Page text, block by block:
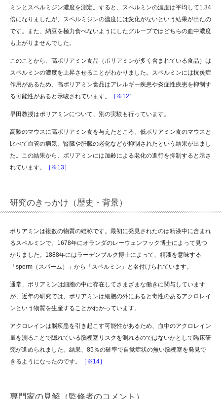
ミンとスペルミジン濃度を測定。すると、スペルミンの濃度は平均して1.34
倍になりましたが、スペルミジンの濃度には変化がないという結果が出たの
です。また、納豆を極力食べないようにしたグループではどちらの血中濃度
も上がりませんでした。
このことから、高ポリアミン食品（ポリアミンが多く含まれている食品）は
スペルミンの濃度を上昇させることがわかりました。スペルミンには抗炎症
作用があるため、高ポリアミン食品はアレルギー疾患や炎症性疾患を抑制す
る可能性があると示唆されています。
［※12］
早田教授はポリアミンについて、別の実験も行っています。
高齢のマウスに高ポリアミン食を与えたところ、低ポリアミン食のマウスと
比べて血管の病気、腎臓や肝臓の老化などが抑制されたという結果が出まし
た。この結果から、ポリアミンには加齢による老化の進行を抑制すると示さ
れています。
［※13］
研究のきっかけ（歴史・背景）
ポリアミンは複数の物質の総称です。最初に発見されたのは精液中に含まれ
るスペルミンで、1678年にオランダのレーウェンフック博士によって見つ
かりました。1888年にはラーデンブルク博士によって、精液を意味する
「sperm（スパーム）」から「スペルミン」と名付けられています。
通常、ポリアミンは細胞の中に存在してさまざまな働きに関与しています
が、近年の研究では、ポリアミンは細胞の外にあると毒性のあるアクロレイ
ンという物質を生産することがわかっています。
アクロレインは脳疾患を引き起こす可能性があるため、血中のアクロレイン
量を測ることで隠れている脳梗塞リスクを測れるのではないかとして臨床研
究が進められました。結果、85％の確率で自覚症状の無い脳梗塞を発見で
きるようになったのです。
［※14］
専門家の見解（監修者のコメント）